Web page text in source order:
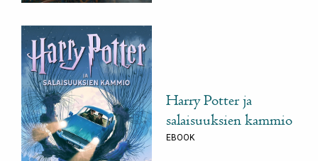
Harry Potter ja
salaisuuksien kammio
EBOOK